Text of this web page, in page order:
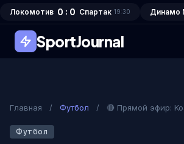
Локомотив 0 : 0 Спартак 19:30 Динамо
SportJournal
Главная / Футбол / 🔴 Прямой эфир:
Футбол